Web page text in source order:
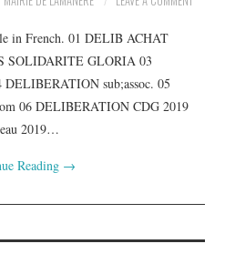
in French. 01 DELIB ACHAT
SOLIDARITE GLORIA 03
sub;assoc. 05
06 DELIBERATION CDG 2019
2019…
Reading →